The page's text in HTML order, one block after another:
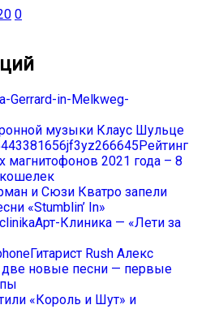
0
музыки Клаус Шульце
Рейтинг
магнитофонов 2021 года – 8
и Сюзи Кватро запели
«Stumblin’ In»
Арт-Клиника — «Лети за
Гитарист Rush Алекс
новые песни — первые